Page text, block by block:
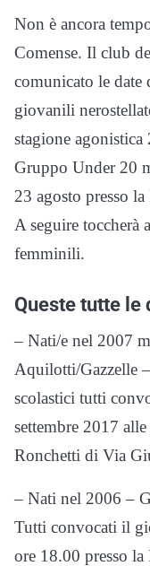
Non è ancora
Comense. Il club
comunicato le date
giovanili
stagione
Gruppo Under 20
23 agosto presso
A seguire
femminili.
Queste tutte le
– Nati/e nel 2007
Aquilotti/Gazzelle
scolastici tutti
settembre 2017
Ronchetti di Via
– Nati nel 2006 –
Tutti convocati il
ore 18.00 presso